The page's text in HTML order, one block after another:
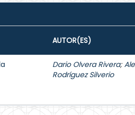
AUTOR(ES)
Dario Olvera Rivera;
Rodríguez Silverio